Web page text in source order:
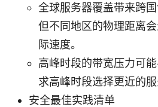
全球服务器覆盖带来跨国
但不同地区的物理距离
际速度。
高峰时段的带宽压力可
求高峰时段选择更近的服
安全最佳实践清单